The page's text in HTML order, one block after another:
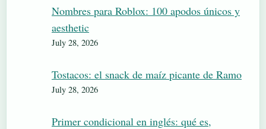
Nombres para Roblox: 100 apodos únicos y
aesthetic
July 28, 2026
Tostacos: el snack de maíz picante de Ramo
July 28, 2026
Primer condicional en inglés: qué es,